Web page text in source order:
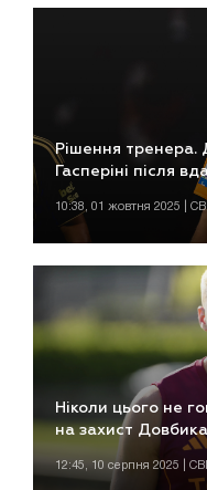
Рішення тренера.
Гасперіні після
10:38, 01 жовтня 2025 |
Ніколи цього не
на захист Довбика
12:45, 10 серпня 2025 |